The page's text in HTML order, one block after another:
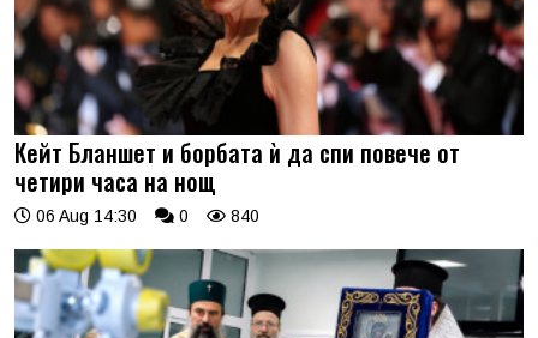
Кейт Бланшет и борбата ѝ да спи повече от
четири часа на нощ
06 Aug 14:30 0 840